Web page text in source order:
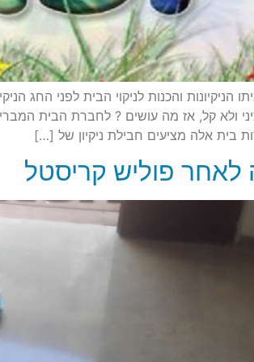
והכנות לניקוי הבית לפני החג
ולא קל, אז מה עושים ? לחברת הבית
בית אלה מציעים חבילת ניקיון של […]
לאחר פוליש קריסטל